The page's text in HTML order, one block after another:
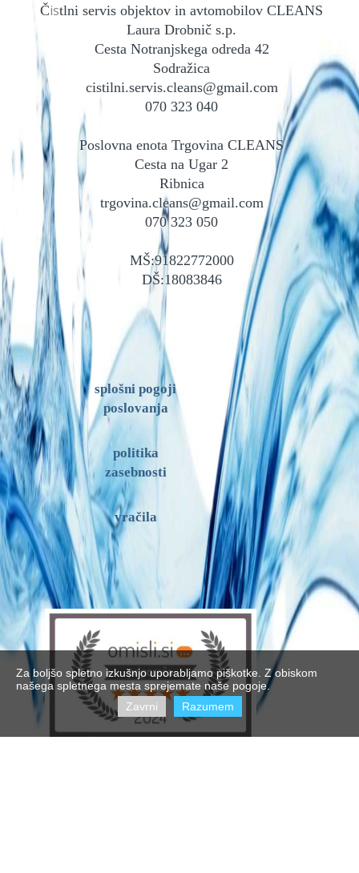
ČIstlni servis objektov in avtomobilov CLEANS
Laura Drobnič s.p.
Cesta Notranjskega odreda 42
Sodražica
cistilni.servis.cleans@gmail.com
070 323 040
Poslovna enota Trgovina CLEANS
Cesta na Ugar 2
Ribnica
trgovina.cleans@gmail.com
070 323 050
MŠ:91822772000
DŠ:18083846
splošni pogoji
poslovanja
politika
zasebnosti
vračila
Za boljšo spletno izkušnjo uporabljamo piškotke. Z obiskom
našega spletnega mesta sprejemate naše pogoje.
Zavrni
Razumem